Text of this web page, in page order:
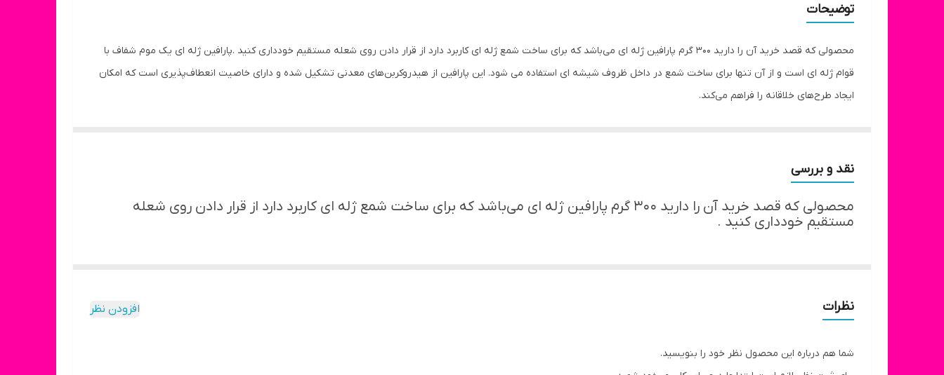
توضیحات
محصولی که قصد خرید آن را دارید ۳۰۰ گرم پارافین ژله ای می‌باشد که برای ساخت شمع ژله ای کاربرد دارد از قرار دادن روی شعله مستقیم خودداری کنید .پارافین ژله ای یک موم شفاف با
قوام ژله ای است و از آن تنها برای ساخت شمع در داخل ظروف شیشه ای استفاده می شود. این پارافین از هیدروکربن‌های معدنی تشکیل شده و دارای خاصیت انعطاف‌پذیری است که امکان
ایجاد طرح‌های خلاقانه را فراهم می‌کند.
نقد و بررسی
محصولی که قصد خرید آن را دارید ۳۰۰ گرم پارافین ژله ای می‌باشد که برای ساخت شمع ژله ای کاربرد دارد از قرار دادن روی شعله
مستقیم خودداری کنید .
نظرات افزودن نظر
شما هم درباره این محصول نظر خود را بنویسید.